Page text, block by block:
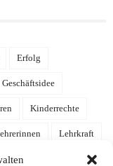
Erfolg
Geschäftsidee
Kinderrechte
Lehrkraft
Zeit